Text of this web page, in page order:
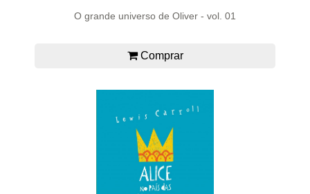
O grande universo de Oliver - vol. 01
Comprar